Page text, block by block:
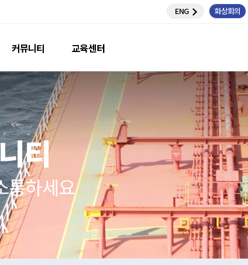
공지사항
포토뉴스
홍보영상
도선지
자료실
Passage Plan
도선료 계산
커뮤니티
도선사와 소통하세요